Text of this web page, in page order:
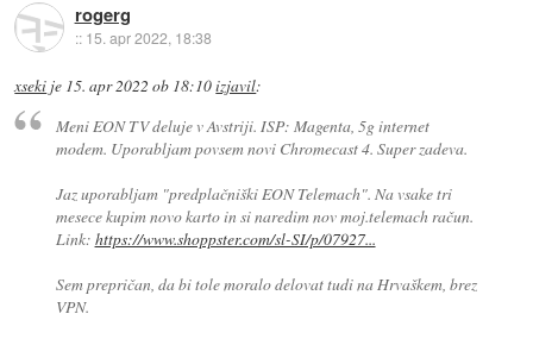
rogerg
:: 15. apr 2022, 18:38
xseki je 15. apr 2022 ob 18:10izjavil:
Meni EON TV deluje v Avstriji. ISP: Magenta, 5g internet
modem. Uporabljam povsem novi Chromecast 4. Super zadeva.
Jaz uporabljam "predplačniški EON Telemach". Na vsake tri
mesece kupim novo karto in si naredim nov moj.telemach račun.
Link: https://www.shoppster.com/sl-SI/p/07927...
Sem prepričan, da bi tole moralo delovat tudi na Hrvaškem, brez
VPN.